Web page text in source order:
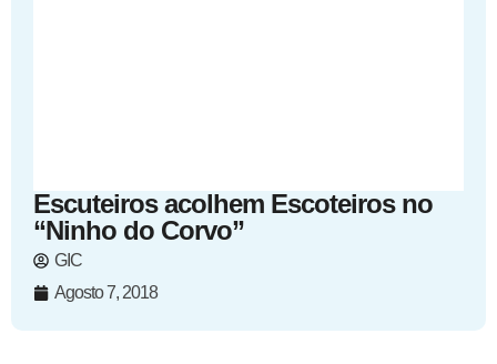
Escuteiros acolhem Escoteiros no
“Ninho do Corvo”
GIC
Agosto 7, 2018